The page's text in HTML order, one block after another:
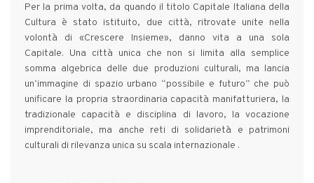
Per la prima volta, da quando il titolo Capitale Italiana della
Cultura è stato istituito, due città, ritrovate unite nella
volontà di «Crescere Insieme», danno vita a una sola
Capitale. Una città unica che non si limita alla semplice
somma algebrica delle due produzioni culturali, ma lancia
un’immagine di spazio urbano “possibile e futuro” che può
unificare la propria straordinaria capacità manifatturiera, la
tradizionale capacità e disciplina di lavoro, la vocazione
imprenditoriale, ma anche reti di solidarietà e patrimoni
culturali di rilevanza unica su scala internazionale .